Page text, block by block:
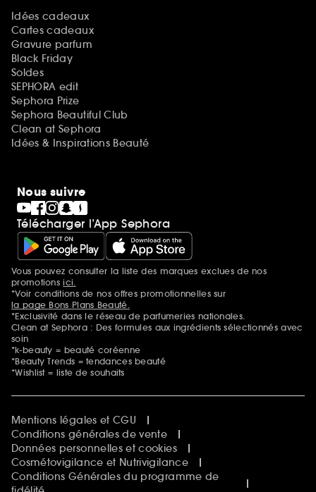
Idées cadeaux
Cartes cadeaux
Gravure parfum
Black Friday
Soldes
SEPHORA edit
Sephora Prize
Sephora Beautiful Club
Clean at Sephora
Idées & Inspirations Beauté
Nous suivre
Télécharger l’App Sephora
Mentions additionnelles
Vous pouvez consulter la liste des marques exclues de nos
promotionsici.
*Voir conditions de nos offres promotionnelles sur
la page Bons Plans Beauté.
*Exclusivité dans le réseau de parfumeries nationales.
Clean at Sephora : Des formules aux ingrédients sélectionnés avec
soin
*k-beauty = beauté coréenne
*Beauty Trends = tendances beauté
*Wishlist = liste de souhaits
Mentions légales et CGU
Conditions générales de vente
Données personnelles et cookies
Cosmétovigilance et Nutrivigilance
Conditions Générales du programme de